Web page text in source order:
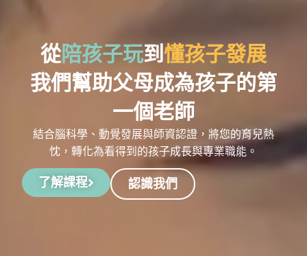
從陪孩子玩到懂孩子發展
我們幫助父母成為孩子的第
一個老師
結合腦科學、動覺發展與師資認證，將您的育兒熱
忱，轉化為看得到的孩子成長與專業職能。
了解課程 認識我們